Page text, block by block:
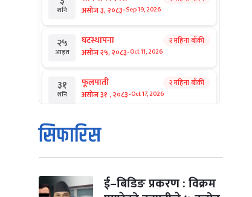
शनि असोज ३, २०८३-Sep 19, 2026
२५
आइत
घटस्थापना
असोज २५, २०८३-Oct 11, 2026
२ महिना बाँकी
३१
शनि
फूलपाती
असोज ३१ , २०८३-Oct 17, 2026
२ महिना बाँकी
१
आइत
कार्तिक सङ्क्रान्ति
कार्तिक १, २०८३
मंगल कार्तिक ३, २०८३-Oct 20, 2026
सिफारिस
ई–बिडिङ प्रकरण : विक्रम